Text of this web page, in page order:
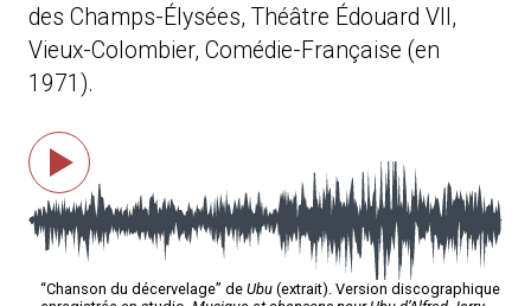
des Champs-Élysées, Théâtre Édouard VII,
Vieux-Colombier, Comédie-Française (en
1971).